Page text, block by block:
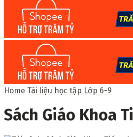
Home Tài liệu học tập Lớp 6-9
Sách Giáo Khoa